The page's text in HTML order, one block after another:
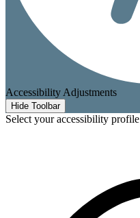
Accessibility Adjustments
Hide Toolbar
Select your accessibility profile